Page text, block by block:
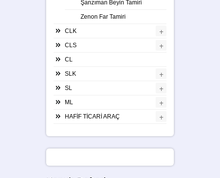
Şanzıman Beyin Tamiri
Zenon Far Tamiri
CLK +
CLS +
CL
SLK +
SL +
ML +
HAFİF TİCARİ ARAÇ +